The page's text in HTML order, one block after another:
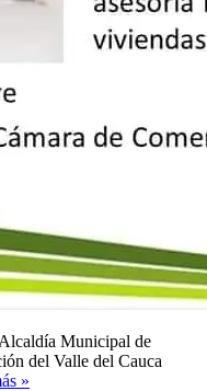
Municipal de
del Valle del Cauca
»